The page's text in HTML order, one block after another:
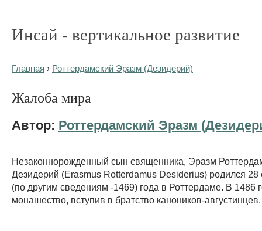
Инсай - вертикальное развитие
Главная › Роттердамский Эразм (Дезидерий)
Жалоба мира
Автор: Роттердамский Эразм
Незаконнорожденный сын священника, Эразм
Дезидерий (Erasmus Rotterdamus Desiderius) родился 28
(по другим сведениям -1469) года в Роттердаме. В 1486
монашество, вступив в братство каноников-августинцев.